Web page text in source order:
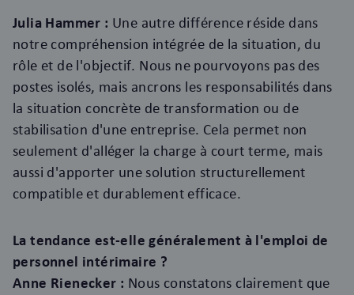
Julia Hammer : Une autre différence réside dans
notre compréhension intégrée de la situation, du
rôle et de l'objectif. Nous ne pourvoyons pas des
postes isolés, mais ancrons les responsabilités dans
la situation concrète de transformation ou de
stabilisation d'une entreprise. Cela permet non
seulement d'alléger la charge à court terme, mais
aussi d'apporter une solution structurellement
compatible et durablement efficace.
La tendance est-elle généralement à l'emploi de
personnel intérimaire ?
Anne Rienecker : Nous constatons clairement que